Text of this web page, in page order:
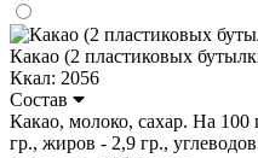
Какао (2 пластиковых
Ккал: 2056
Состав
Какао, молоко, сахар. На 100
гр., жиров - 2,9 гр.,